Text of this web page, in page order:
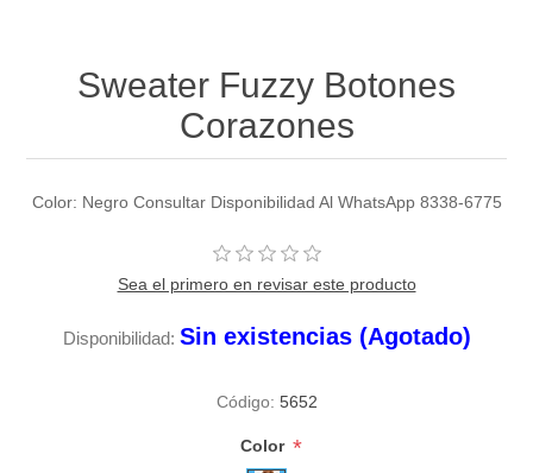
Sweater Fuzzy Botones
Corazones
Color: Negro Consultar Disponibilidad Al WhatsApp 8338-6775
Sea el primero en revisar este producto
Disponibilidad: Sin existencias (Agotado)
Código: 5652
Color *